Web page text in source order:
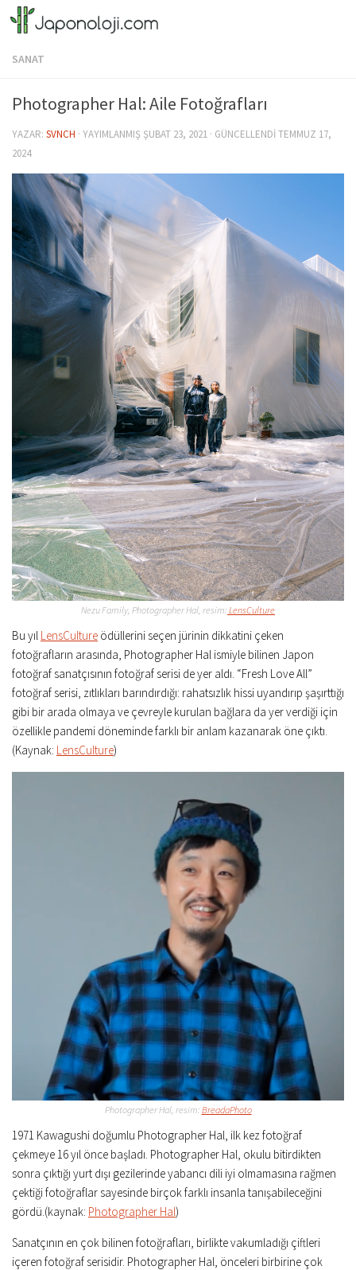
Skip to content
SANAT
Photographer Hal: Aile Fotoğrafları
YAZAR: SVNCH · YAYIMLANMIŞ ŞUBAT 23, 2021 · GÜNCELLENDI TEMMUZ 17,
2024
Nezu Family, Photographer Hal, resim: LensCulture
Bu yıl LensCulture ödüllerini seçen jürinin dikkatini çeken
fotoğrafların arasında, Photographer Hal ismiyle bilinen Japon
fotoğraf sanatçısının fotoğraf serisi de yer aldı. “Fresh Love All”
fotoğraf serisi, zıtlıkları barındırdığı: rahatsızlık hissi uyandırıp şaşırttığı
gibi bir arada olmaya ve çevreyle kurulan bağlara da yer verdiği için
özellikle pandemi döneminde farklı bir anlam kazanarak öne çıktı.
(Kaynak: LensCulture)
Photographer Hal, resim: BreadaPhoto
1971 Kawagushi doğumlu Photographer Hal, ilk kez fotoğraf
çekmeye 16 yıl önce başladı. Photographer Hal, okulu bitirdikten
sonra çıktığı yurt dışı gezilerinde yabancı dili iyi olmamasına rağmen
çektiği fotoğraflar sayesinde birçok farklı insanla tanışabileceğini
gördü.(kaynak: Photographer Hal)
Sanatçının en çok bilinen fotoğrafları, birlikte vakumladığı çiftleri
içeren fotoğraf serisidir. Photographer Hal, önceleri birbirine çok